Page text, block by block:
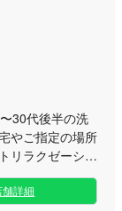
し上げます。
30代後半の洗
やご指定の場所
リラクゼーショ
トは、外見の
に寄り添う温か
舗詳細